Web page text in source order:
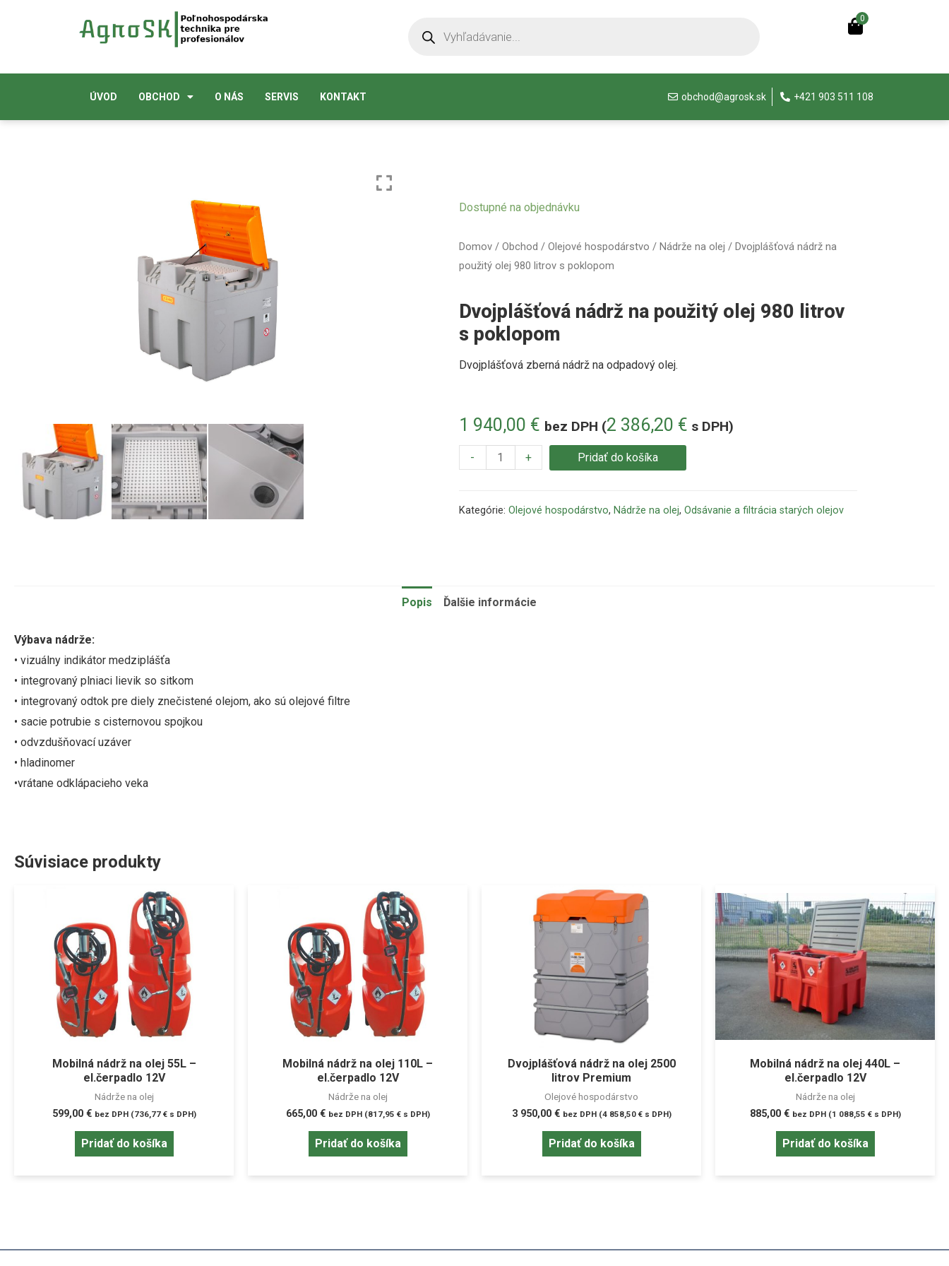
0
ÚVOD OBCHOD O NÁS SERVIS KONTAKT obchod@agrosk.sk +421 903 511 108
Domov/ Obchod / Olejové hospodárstvo / Nádrže na olej / Dvojplášťová nádrž na
použitý olej 980 litrov s poklopom
Dvojplášťová nádrž na použitý olej 980 litrov
s poklopom
1 940,00 € bez DPH (2 386,20 € s DPH)
Dvojplášťová zberná nádrž na odpadový olej.
Dostupné na objednávku
- + Pridať do košíka
Kategórie: Olejové hospodárstvo, Nádrže na olej, Odsávanie a filtrácia starých olejov
Popis Ďalšie informácie
Výbava nádrže:
• vizuálny indikátor medziplášťa
• integrovaný plniaci lievik so sitkom
• integrovaný odtok pre diely znečistené olejom, ako sú olejové filtre
• sacie potrubie s cisternovou spojkou
• odvzdušňovací uzáver
• hladinomer
•vrátane odklápacieho veka
Súvisiace produkty
Mobilná nádrž na olej 55L –
el.čerpadlo 12V
Nádrže na olej
599,00 € bez DPH (736,77 €s DPH)
Pridať do košíka
Mobilná nádrž na olej 110L –
el.čerpadlo 12V
Nádrže na olej
665,00 € bez DPH (817,95 €s DPH)
Pridať do košíka
Dvojplášťová nádrž na olej 2500
litrov Premium
Olejové hospodárstvo
3 950,00 € bez DPH (4 858,50 €s DPH)
Pridať do košíka
Mobilná nádrž na olej 440L –
el.čerpadlo 12V
Nádrže na olej
885,00 € bez DPH (1 088,55 €s DPH)
Pridať do košíka